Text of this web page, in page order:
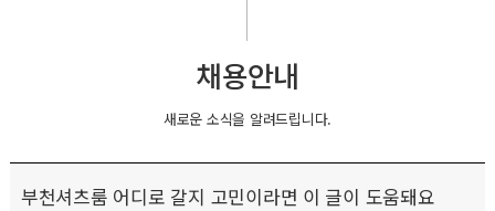
채용안내
새로운 소식을 알려드립니다.
부천셔츠룸 어디로 갈지 고민이라면 이 글이 도움돼요